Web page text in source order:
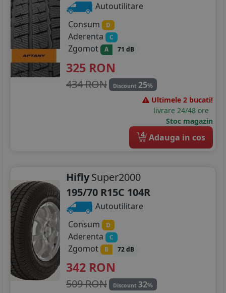
Autoutilitare
Consum
D
Aderenta C
Zgomot A 71 dB
325 RON
434 RON Discount 25%
Ultimele 2 bucati!
livrare 24/48 ore
Stoc magazin
4 Adauga in cos
HiflySuper2000
195/70 R15C 104R
Autoutilitare
Consum
D
Aderenta C
Zgomot B 72 dB
342 RON
509 RON Discount 32%